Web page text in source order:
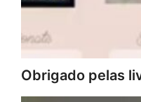
Obrigado pelas